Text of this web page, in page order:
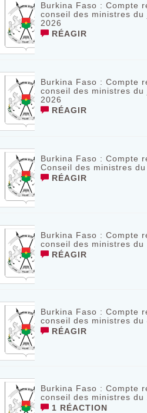
Burkina Faso : Compte
conseil des ministres
2026
RÉAGIR
Burkina Faso : Compte
conseil des ministres
2026
RÉAGIR
Burkina Faso : Compte
Conseil des ministres
RÉAGIR
Burkina Faso : Compte
conseil des ministres du
RÉAGIR
Burkina Faso : Compte
conseil des ministres du
RÉAGIR
Burkina Faso : Compte
conseil des ministres du
1 RÉACTION